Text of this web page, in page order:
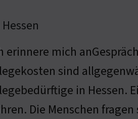
erinnere mich
sind
in Hessen.
Die Menschen